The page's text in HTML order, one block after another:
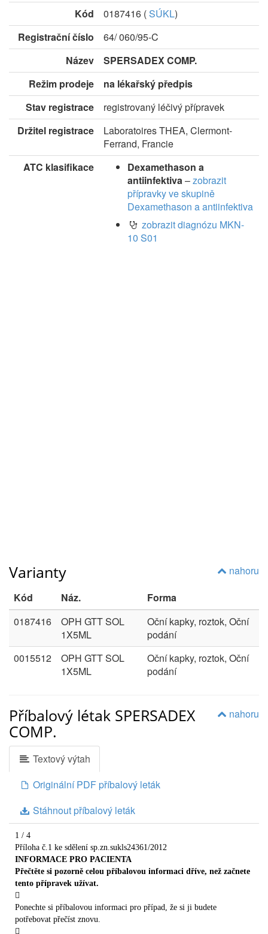
Kód 0187416 (SÚKL)
Registrační číslo
64/ 060/95-C
Název
SPERSADEX COMP.
Režim prodeje
na lékařský předpis
Stav registrace
registrovaný léčivý přípravek
Držitel registrace
Laboratoires THEA, Clermont-
Ferrand, Francie
ATC klasifikace
Dexamethason a
antiinfektiva–zobrazit
přípravky ve skupině
Dexamethason a antiinfektiva
zobrazit diagnózu MKN-
10 S01
nahoru
Varianty
Kód Náz.
Forma
0187416
OPH GTT SOL
1X5ML
Oční kapky, roztok, Oční
podání
0015512
OPH GTT SOL
1X5ML
Oční kapky, roztok, Oční
podání
nahoru
Příbalový létak SPERSADEX
COMP.
Textový výtah
Originální PDF příbalový leták
Stáhnout příbalový leták
1 / 4
Příloha č.1 ke sdělení sp.zn.sukls24361/2012
INFORMACE PRO PACIENTA
Přečtěte si pozorně celou příbalovou informaci dříve, než začnete
tento přípravek užívat.

Ponechte si příbalovou informaci pro případ, že si ji budete
potřebovat přečíst znovu.
